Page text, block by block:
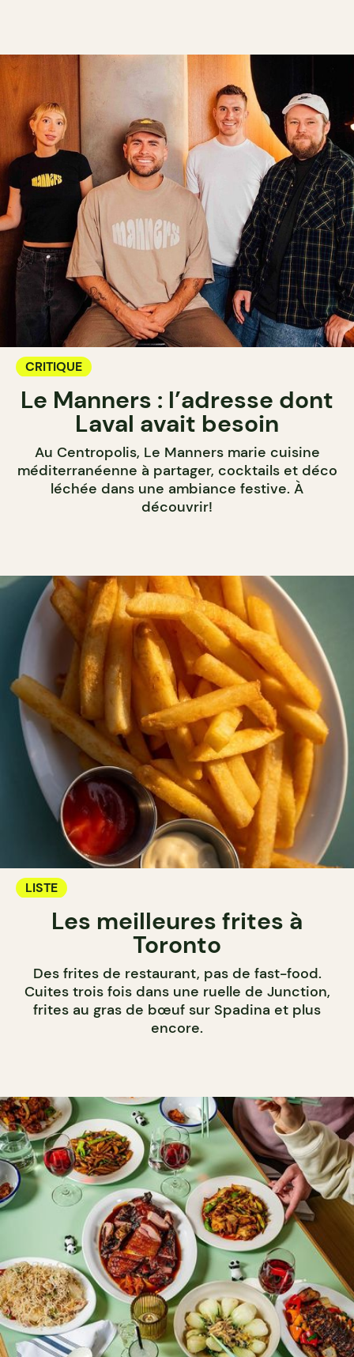
CRITIQUE
Le Manners : l’adresse dont
Laval avait besoin
Au Centropolis, Le Manners marie cuisine
méditerranéenne à partager, cocktails et déco
léchée dans une ambiance festive. À
découvrir!
LISTE
Les meilleures frites à
Toronto
Des frites de restaurant, pas de fast-food.
Cuites trois fois dans une ruelle de Junction,
frites au gras de bœuf sur Spadina et plus
encore.